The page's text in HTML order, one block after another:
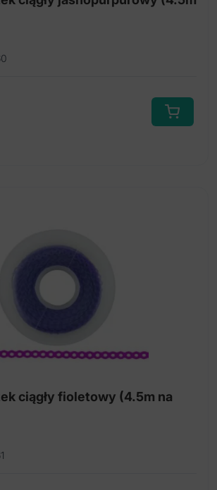
ciągły fioletowy (4.5m na